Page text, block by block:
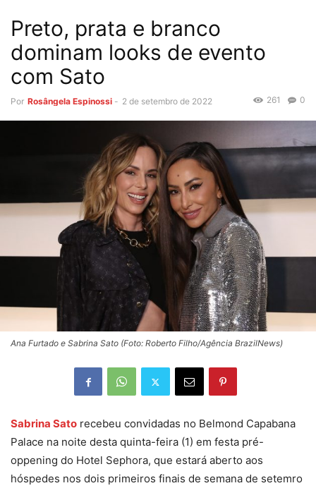
Preto, prata e branco
dominam looks de evento
com Sato
Por Rosângela Espinossi - 2 de setembro de 2022 0
261
Ana Furtado e Sabrina Sato (Foto: Roberto Filho/Agência BrazilNews)
Sabrina Sato recebeu convidadas no Belmond Capabana
Palace na noite desta quinta-feira (1) em festa pré-
oppening do Hotel Sephora, que estará aberto aos
hóspedes nos dois primeiros finais de semana de setemro